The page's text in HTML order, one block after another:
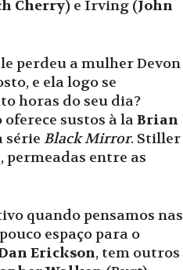
Cherry) e Irving (John
perdeu a mulher Devon
e ela logo se
horas do seu dia?
sustos à laBrian
série Black Mirror. Stiller
entre as
quando pensamos nas
espaço para o
Erickson, tem outros